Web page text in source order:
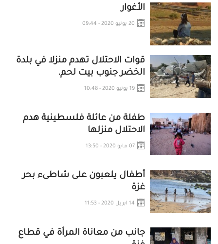
الأغوار
20 يونيو 2020 - 09:44
قوات الاحتلال تهدم منزلا في بلدة
الخضر جنوب بيت لحم.
19 يونيو 2020 - 10:48
طفلة من عائلة فلسطينية هدم
الاحتلال منزلها
07 مايو 2020 - 13:50
أطفال يلعبون على شاطىء بحر
غزة
14 ابريل 2020 - 11:53
جانب من معاناة المرأة في قطاع